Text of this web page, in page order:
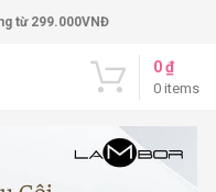
từ 299.000VNĐ
0 items
0₫